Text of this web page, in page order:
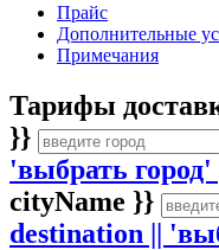
Прайс
Дополнительные
Примечания
Тарифы
}}
'выбрать
cityName }}
destination ||